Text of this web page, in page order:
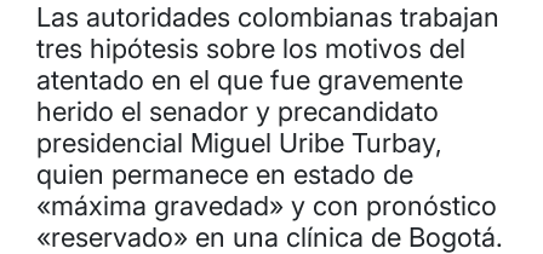
Las autoridades colombianas trabajan
tres hipótesis sobre los motivos del
atentado en el que fue gravemente
herido el senador y precandidato
presidencial Miguel Uribe Turbay,
quien permanece en estado de
«máxima gravedad» y con pronóstico
«reservado» en una clínica de Bogotá.